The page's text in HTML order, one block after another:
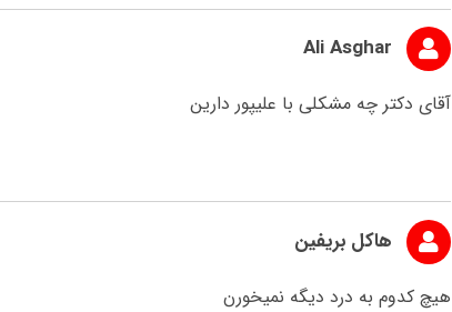
Ali Asghar
آقای دکتر چه مشکلی با علیپور دارین
هاکل بریفین
هیچ کدوم به درد دیگه نمیخورن